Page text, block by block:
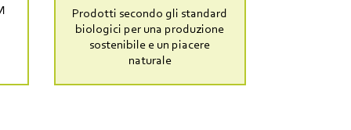
Prodotti secondo gli standard
biologici per una produzione
sostenibile e un piacere
naturale